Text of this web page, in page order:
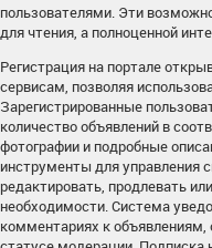
пользователями. Эти
для чтения, а полноценной
Регистрация на портале
сервисам, позволяя
Зарегистрированные
количество объявлений в
фотографии и подробные
инструменты для управления
редактировать, продлевать
необходимости. Система
комментариях к объявлениям,